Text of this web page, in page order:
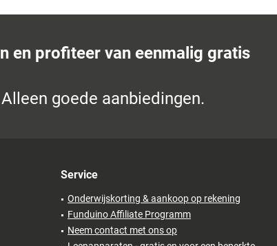
en profiteer van eenmalig gratis
goede aanbiedingen.
Service
Onderwijskorting & aankoop op rekening
Funduino Affiliate Programm
Neem contact met ons op